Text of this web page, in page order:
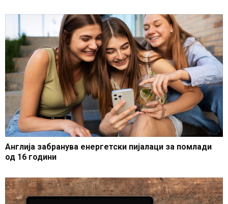
Англија забранува енергетски пијалаци за помлади
од 16 години